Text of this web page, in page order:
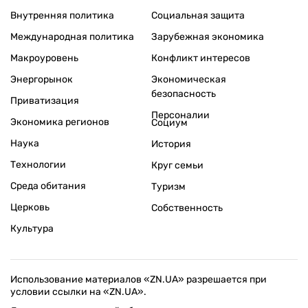
Внутренняя политика
Международная политика
Макроуровень
Энергорынок
Приватизация
Экономика регионов
Социальная защита
Зарубежная экономика
Конфликт интересов
Экономическая
безопасность
Персоналии
Наука
Технологии
Среда обитания
Церковь
Культура
Социум
История
Круг семьи
Туризм
Собственность
Использование материалов «ZN.UA» разрешается при
условии ссылки на «ZN.UA».